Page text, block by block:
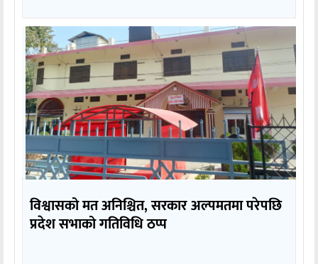
विश्वासको मत अनिश्चित, सरकार अल्पमतमा परेपछि
प्रदेश सभाको गतिविधि ठप्प